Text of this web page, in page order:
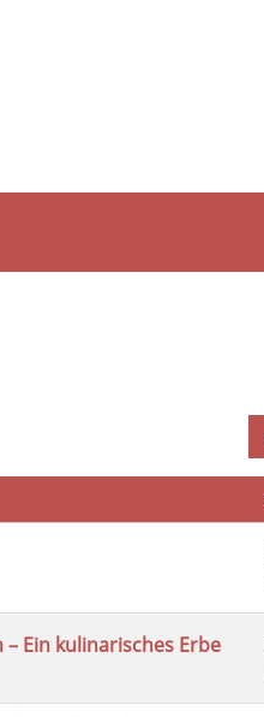
Ein kulinarisches Erbe